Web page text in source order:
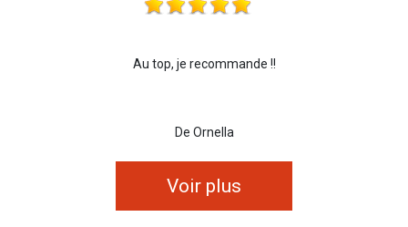
Au top, je recommande !!
De Ornella
Voir plus